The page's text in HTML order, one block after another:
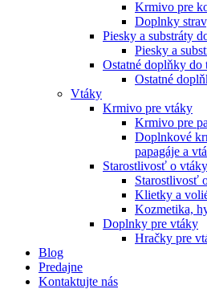
Krmivo pre
Doplnky
Piesky a substráty
Piesky a
Ostatné doplňky do
Ostatné
Vtáky
Krmivo pre vtáky
Krmivo pre
Doplnkové
papagáje a
Starostlivosť o vtáky
Starostlivosť
Klietky a
Kozmetika,
Doplnky pre vtáky
Hračky pre
Blog
Predajne
Kontaktujte nás